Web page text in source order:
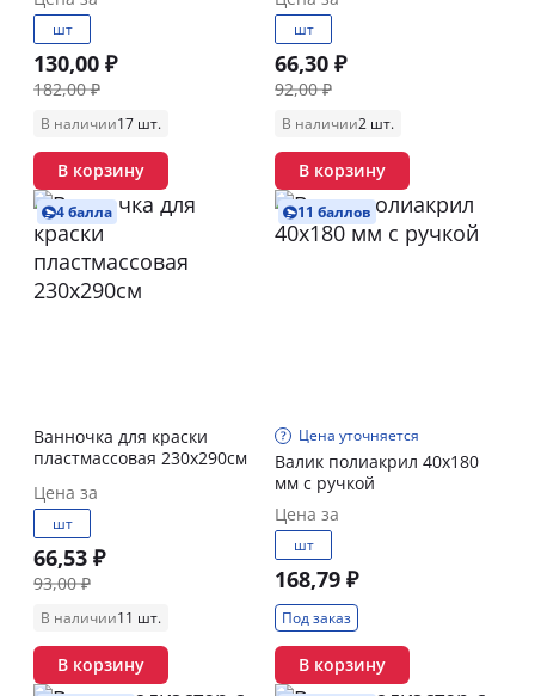
шт
130,00 ₽
182,00 ₽
В наличии17 шт.
В корзину
шт
66,30 ₽
92,00 ₽
В наличии2 шт.
В корзину
4 балла
Ванночка для краски
пластмассовая 230х290см
Цена за
шт
66,53 ₽
93,00 ₽
В наличии11 шт.
В корзину
11 баллов
Цена уточняется
Валик полиакрил 40х180
мм с ручкой
Цена за
шт
168,79 ₽
Под заказ
В корзину